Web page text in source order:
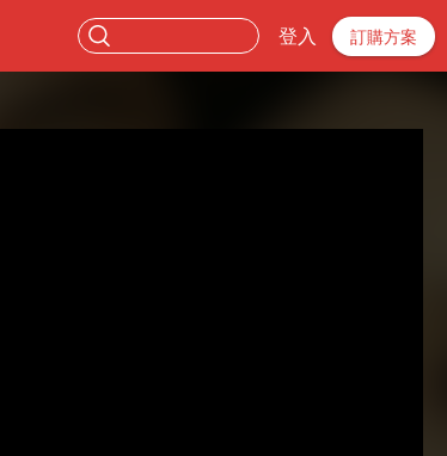
登入 訂購方案